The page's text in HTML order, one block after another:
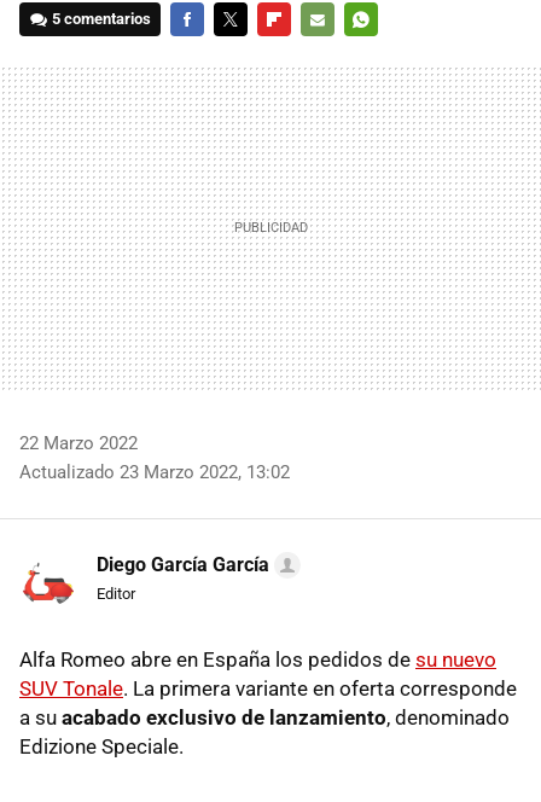
5 comentarios
MAIL
22 Marzo 2022
Actualizado 23 Marzo 2022, 13:02
Diego García García
Editor
Alfa Romeo abre en España los pedidos de su nuevo
SUV Tonale. La primera variante en oferta corresponde
a su acabado exclusivo de lanzamiento, denominado
Edizione Speciale.